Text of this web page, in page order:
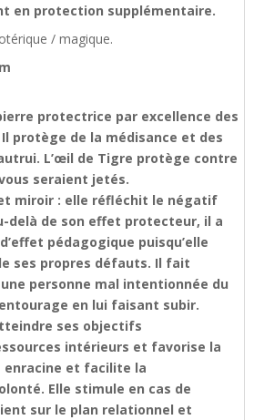
en protection supplémentaire.
/ magique.
protectrice par excellence des
protège de la médisance et des
L’œil de Tigre protège contre
seraient jetés.
miroir : elle réfléchit le négatif
delà de son effet protecteur, il a
pédagogique puisqu’elle
ses propres défauts. Il fait
personne mal intentionnée du
en lui faisant subir.
ses objectifs
intérieurs et favorise la
enracine et facilite la
Elle stimule en cas de
sur le plan relationnel et